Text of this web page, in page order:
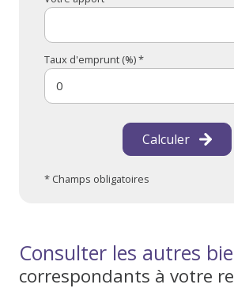
Taux d'emprunt (%) *
Calculer
* Champs obligatoires
Consulter les autres
correspondants à votre